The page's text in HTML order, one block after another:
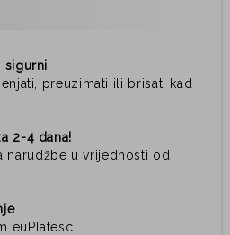
sigurni
preuzimati ili brisati kad
2-4 dana!
narudžbe u vrijednosti od
euPlatesc